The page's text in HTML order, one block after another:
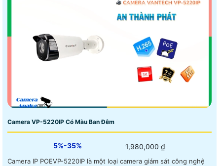
Camera VP-5220IP Có Màu Ban Đêm
5%-35% 1,980,000 ₫
Camera IP POEVP-5220IP là một loại camera giám sát công nghệ